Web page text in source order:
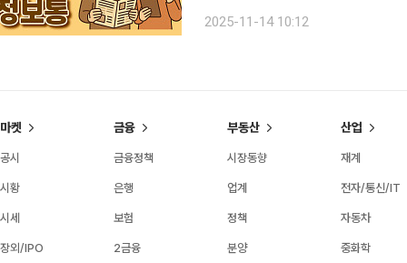
까지 서울 양제동 aT센터에서 열린다
2025-11-14 10:12
마켓
공시
시황
시세
장외/IPO
금융
금융정책
은행
보험
2금융
부동산
시장동향
업계
정책
분양
산업
재계
전자/통신/IT
자동차
중화학